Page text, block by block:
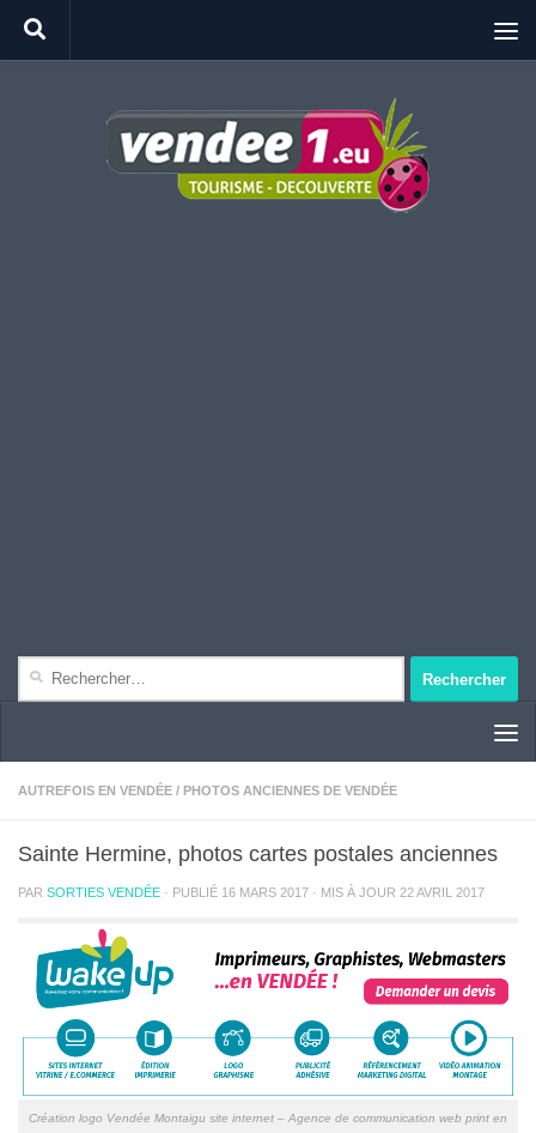
AUTREFOIS EN VENDÉE / PHOTOS ANCIENNES DE VENDÉE
Sainte Hermine, photos cartes postales anciennes
PAR SORTIES VENDÉE · PUBLIÉ 16 MARS 2017 · MIS À JOUR 22 AVRIL 2017
Création logo Vendée Montaigu site internet – Agence de communication web print en